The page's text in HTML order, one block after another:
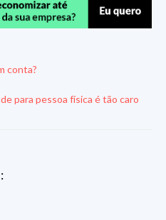
conta?
para pessoa física é tão caro